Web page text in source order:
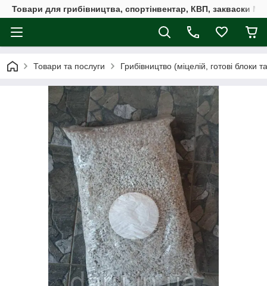
Товари для грибівництва, спортінвентар, КВП, закваски
Товари та послуги Грибівництво (міцелій, готові блоки